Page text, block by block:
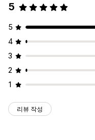
5
5
4
3
2
1
리뷰 작성